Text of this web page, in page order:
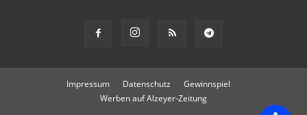
Impressum Datenschutz
Gewinnspiel
Werben auf Alzeyer-Zeitung